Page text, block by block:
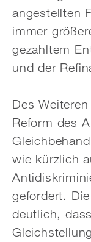
angestellten
immer
gezahltem
und der
Des
Reform des
wie kürzlich
gefordert.
deutlich,